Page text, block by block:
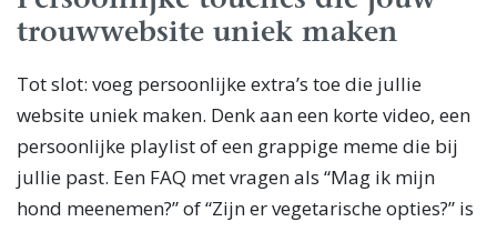
trouwwebsite uniek maken
Tot slot: voeg persoonlijke extra’s toe die jullie
website uniek maken. Denk aan een korte video, een
persoonlijke playlist of een grappige meme die bij
jullie past. Een FAQ met vragen als “Mag ik mijn
hond meenemen?” of “Zijn er vegetarische opties?” is